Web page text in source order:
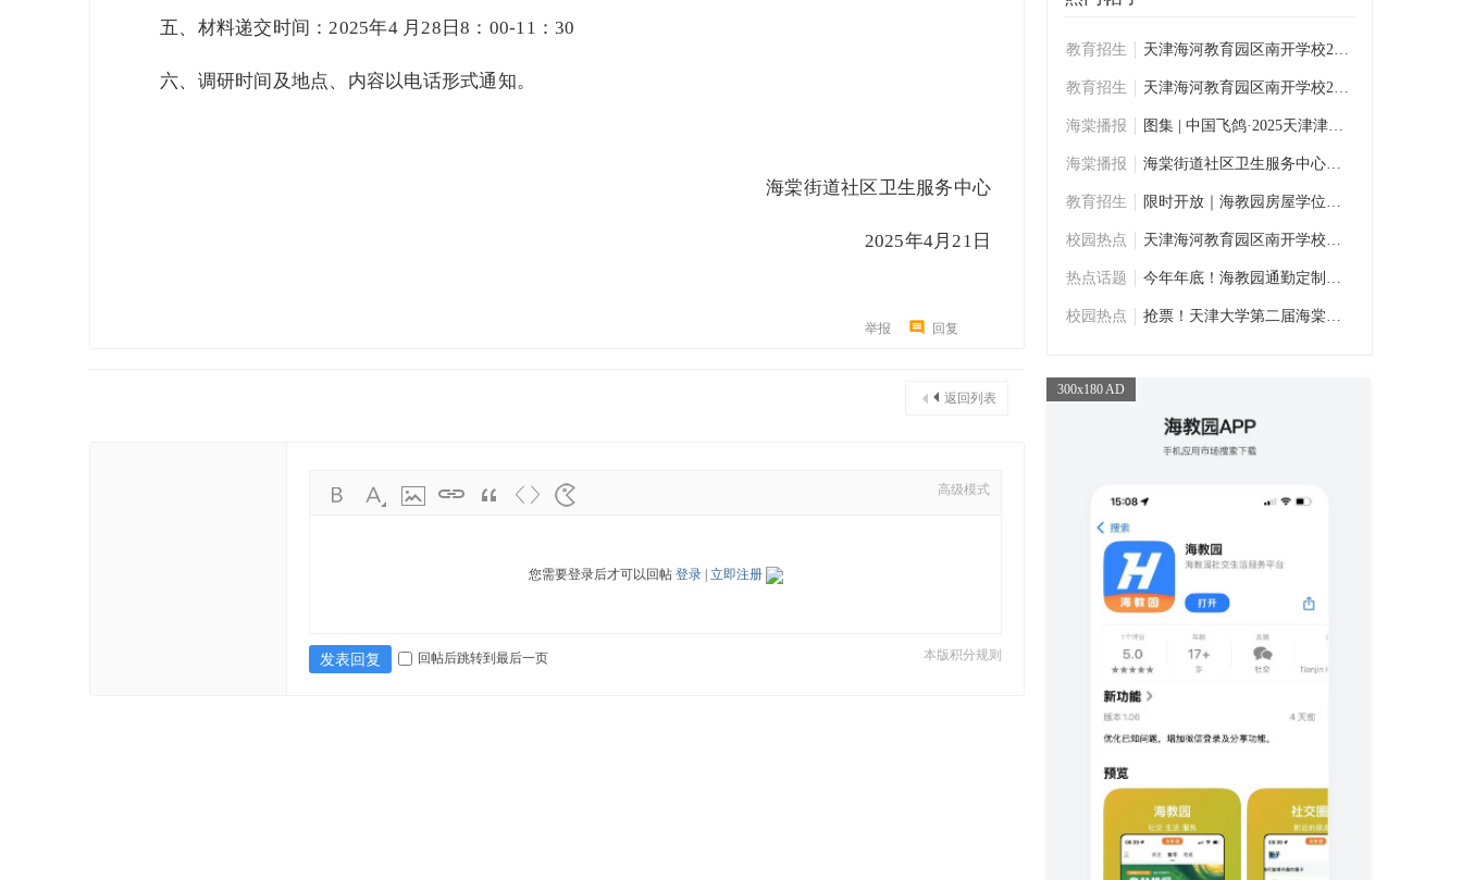
五、材料递交时间：2025年4 月28日8：00-11：30
六、调研时间及地点、内容以电话形式通知。
海棠街道社区卫生服务中心
2025年4月21日
回复
举报
返回列表
高级模式
您需要登录后才可以回帖 登录| 立即注册
本版积分规则
发表回复 回帖后跳转到最后一页
教育招生 天津海河教育园区南开学校2025年秋季二至九
教育招生 天津海河教育园区南开学校2025年新一年级招
海棠播报 图集 | 中国飞鸽·2025天津津南半程马拉松
海棠播报 海棠街道社区卫生服务中心运动服采购项目进
教育招生 限时开放｜海教园房屋学位查询系统
校园热点 天津海河教育园区南开学校高中三年建设巡礼
热点话题 今年年底！海教园通勤定制快巴线路向环京周
校园热点 抢票！天津大学第二届海棠音乐节
300x180 AD